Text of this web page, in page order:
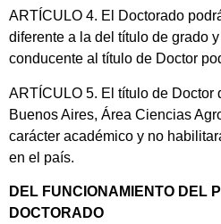
ARTÍCULO 4. El Doctorado
diferente a la del título de grado
conducente al título de Doctor
ARTÍCULO 5. El título de Doctor
Buenos Aires, Área Ciencias
carácter académico y no
en el país.
DEL FUNCIONAMIENTO DEL
DOCTORADO